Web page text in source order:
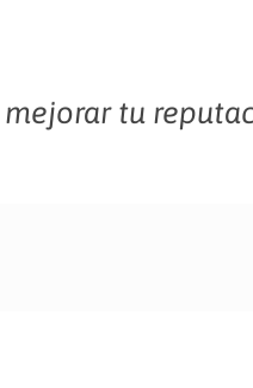
mejorar tu